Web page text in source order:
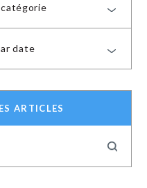
date
ARTICLES